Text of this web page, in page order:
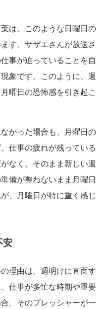
は、このような日曜日の
す。サザエさんが放送さ
事が迫っていることを自
象です。このように、週
曜日の恐怖感を引き起こ
かった場合も、月曜日の
仕事の疲れが残っている
なく、そのまま新しい週
備が整わないまま月曜日
、月曜日が特に重く感じ
安
理由は、週明けに直面す
仕事が多忙な時期や重要
、そのプレッシャーが一